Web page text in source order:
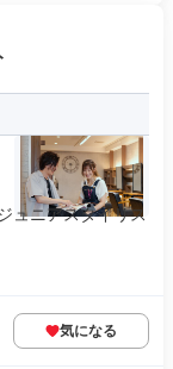
ュニアスタイリス
気になる